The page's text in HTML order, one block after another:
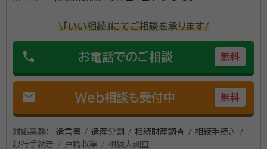
\「いい相続」にてご相談を承ります/
phone お電話でのご相談 無料
mail Web相談も受付中 無料
対応業務：
遺言書 / 遺産分割 / 相続財産調査 / 相続手続き /
銀行手続き / 戸籍収集 / 相続人調査